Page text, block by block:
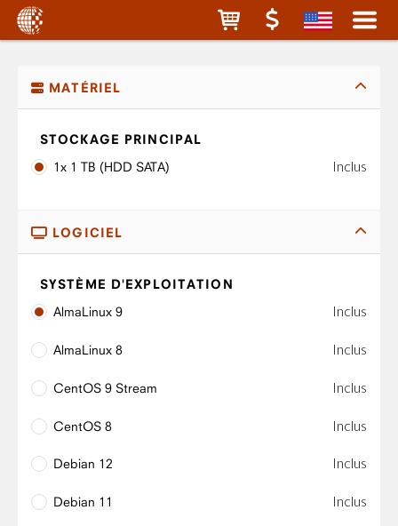
MATÉRIEL
STOCKAGE PRINCIPAL
1x 1 TB (HDD SATA)
Inclus
LOGICIEL
SYSTÈME D'EXPLOITATION
AlmaLinux 9
Inclus
AlmaLinux 8 Inclus
CentOS 9 Stream Inclus
CentOS 8 Inclus
Debian 12 Inclus
Debian 11 Inclus